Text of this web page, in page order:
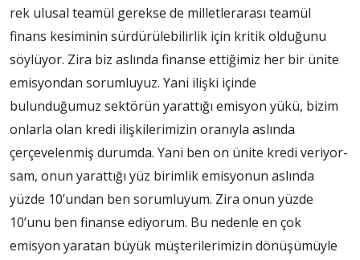
rek ulusal teamül gerekse de milletlerarası teamül
finans kesiminin sürdürülebilir­lik için kritik olduğunu
söylü­yor. Zira biz aslında finanse ettiğimiz her bir ünite
emis­yondan sorumluyuz. Yani iliş­ki içinde
bulunduğumuz sek­törün yarattığı emisyon yükü, bizim
onlarla olan kredi iliş­kilerimizin oranıyla aslında
çerçevelenmiş durumda. Ya­ni ben on ünite kredi veriyor­
sam, onun yarattığı yüz birim­lik emisyonun aslında
yüzde 10’undan ben sorumluyum. Zira onun yüzde
10’unu ben finanse ediyorum. Bu neden­le en çok
emisyon yaratan bü­yük müşterilerimizin dönü­şümüyle